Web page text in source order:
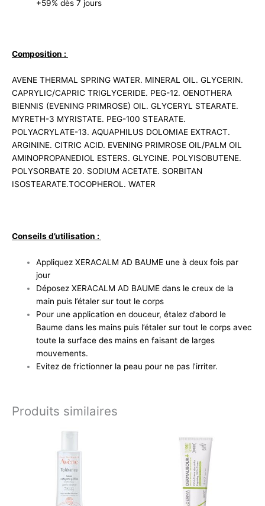
+59% dès 7 jours
Composition :
AVENE THERMAL SPRING WATER. MINERAL OIL. GLYCERIN.
CAPRYLIC/CAPRIC TRIGLYCERIDE. PEG-12. OENOTHERA
BIENNIS (EVENING PRIMROSE) OIL. GLYCERYL STEARATE.
MYRETH-3 MYRISTATE. PEG-100 STEARATE.
POLYACRYLATE-13. AQUAPHILUS DOLOMIAE EXTRACT.
ARGININE. CITRIC ACID. EVENING PRIMROSE OIL/PALM OIL
AMINOPROPANEDIOL ESTERS. GLYCINE. POLYISOBUTENE.
POLYSORBATE 20. SODIUM ACETATE. SORBITAN
ISOSTEARATE.TOCOPHEROL. WATER
Conseils d’utilisation :
Appliquez XERACALM AD BAUME une à deux fois par
jour
Déposez XERACALM AD BAUME dans le creux de la
main puis l’étaler sur tout le corps
Pour une application en douceur, étalez d’abord le
Baume dans les mains puis l’étaler sur tout le corps avec
toute la surface des mains en faisant de larges
mouvements.
Evitez de frictionner la peau pour ne pas l’irriter.
Produits similaires